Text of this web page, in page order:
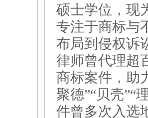
硕士学位，现
专注于商标与
布局到侵权诉
律师曾代理超
商标案件，助
聚德”“贝壳”“
件曾多次入选